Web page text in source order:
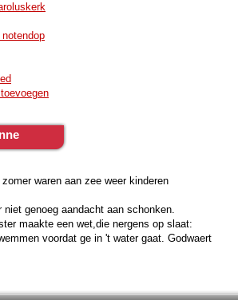
waren aan zee weer kinderen
niet genoeg aandacht aan schonken.
maakte een wet,die nergens op slaat:
voordat ge in 't water gaat. Godwaert